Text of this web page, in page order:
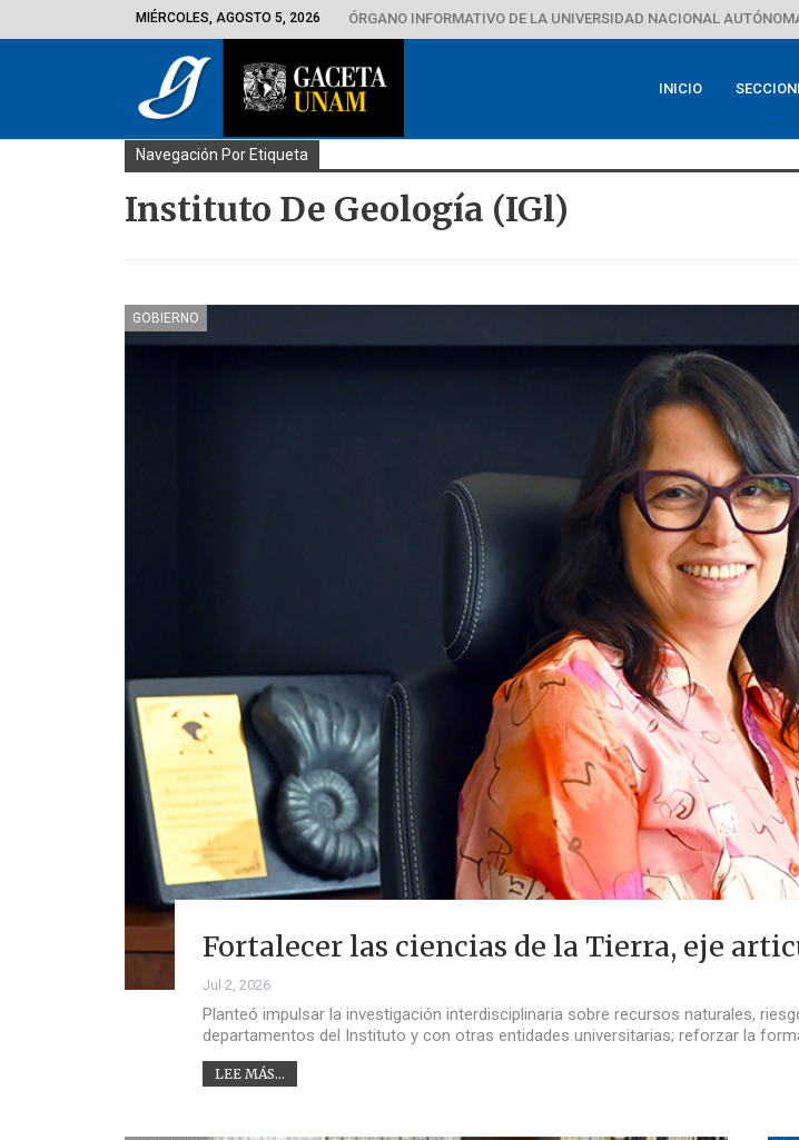
MIÉRCOLES, AGOSTO 5, 2026 ÓRGANO INFORMATIVO DE LA UNIVERSIDAD NACIONAL
INICIO
Navegación Por Etiqueta
Instituto De Geología (IGl)
GOBIERNO
Fortalecer las ciencias de la Tierra, eje
Jul 2, 2026
Planteó impulsar la investigación interdisciplinaria sobre recursos naturales,
departamentos del Instituto y con otras entidades universitarias; reforzar la
LEE MÁS...